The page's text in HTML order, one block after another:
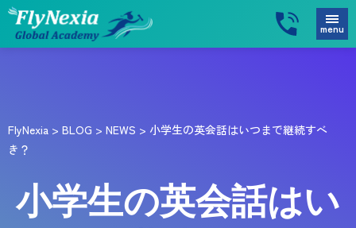
menu
FlyNexia > BLOG > NEWS > 小学生の英会話はいつまで継続すべ
き？
小学生の英会話はい